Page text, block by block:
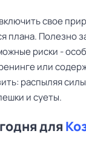
включить свое
плана. Полезно
риски -
или
распыляя
и суеты.
для